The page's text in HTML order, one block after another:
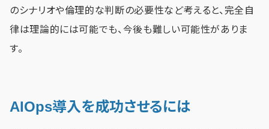
のシナリオや倫理的な判断の必要性など考えると、完全自
律は理論的には可能でも、今後も難しい可能性がありま
す。
AIOps導入を成功させるには